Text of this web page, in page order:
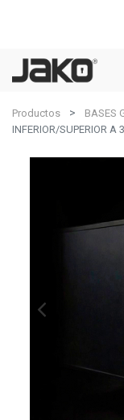
Productos BASES
INFERIOR/SUPERIOR A